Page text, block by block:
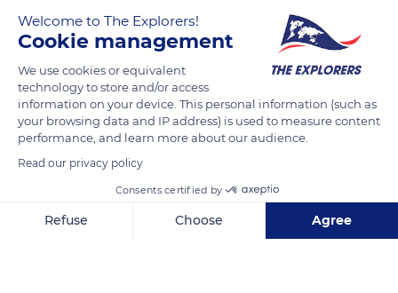
las subespecies de las zonas meridionales como la India son
algo menores que la corneja.
Todas las subespecies tienen el pico relativamente largo con la
parte superior bastante ancha y arqueada, de aspecto pesado
y parecido al del cuervo común.
Se encuentra en los bosques, parques y jardines, campos de
cultivo con algunos árboles, aunque es un ave que prefiere e
campo abierto en el sur de su área de distribución donde no
Welcome to The Explorers!
Cookie management
We use cookies or equivalent
technology to store and/or access
information on your device. This personal information (such as
your browsing data and IP address) is used to measure content
performance, and learn more about our audience.
Read our privacy policy
Consents certified by
Refuse Choose Agree